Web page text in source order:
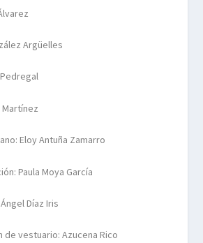
Argüelles
Martínez
Eloy Antuña Zamarro
Paula Moya García
Díaz Iris
de vestuario: Azucena Rico